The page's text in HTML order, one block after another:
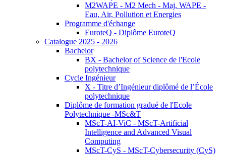
M2WAPE - M2 Mech - Maj. WAPE -
Eau, Air, Pollution et Energies
Programme d'échange
EuroteQ - Diplôme EuroteQ
Catalogue 2025 - 2026
Bachelor
BX - Bachelor of Science de l'Ecole
polytechnique
Cycle Ingénieur
X - Titre d’Ingénieur diplômé de l’École
polytechnique
Diplôme de formation gradué de l'Ecole
Polytechnique -MSc&T
MScT-AI-ViC - MScT-Artificial
Intelligence and Advanced Visual
Computing
MScT-CyS - MScT-Cybersecurity (CyS)